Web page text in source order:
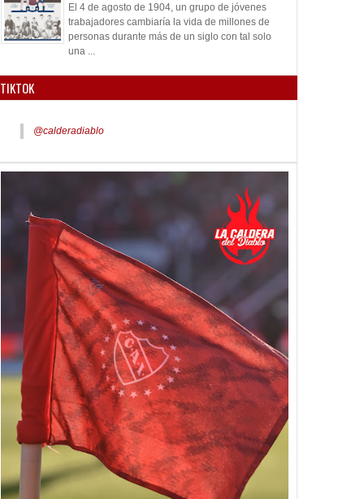
El 4 de agosto de 1904, un grupo de jóvenes
trabajadores cambiaría la vida de millones de
personas durante más de un siglo con tal solo
una ...
TIKTOK
@calderadiablo